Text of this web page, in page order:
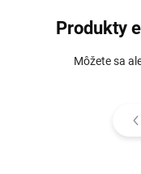
Produkty
Môžete sa